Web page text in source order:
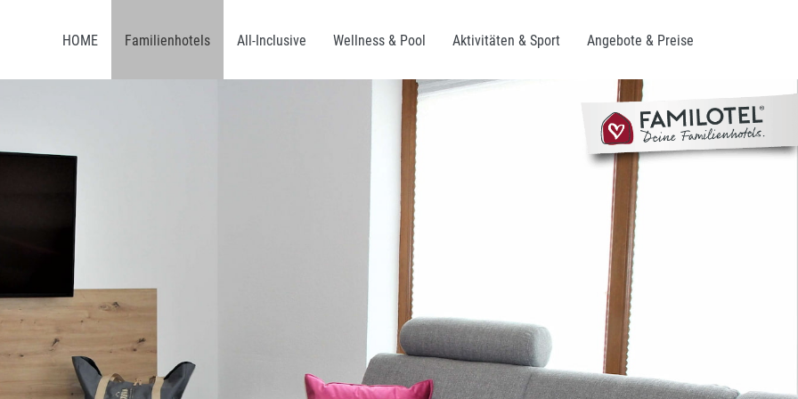
HOME Familienhotels All-Inclusive Wellness & Pool Aktivitäten & Sport Angebote & Preise